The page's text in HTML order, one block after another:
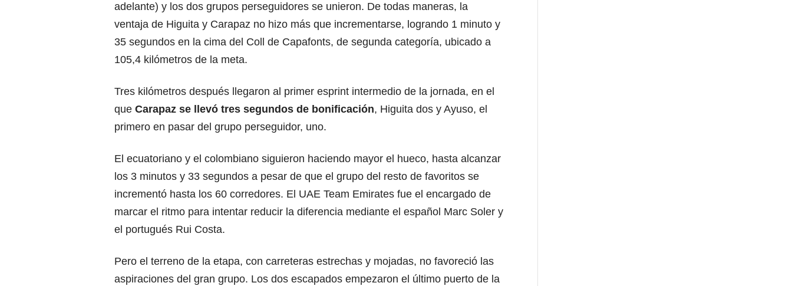
adelante) y los dos grupos perseguidores se unieron. De todas maneras, la
ventaja de Higuita y Carapaz no hizo más que incrementarse, logrando 1 minuto y
35 segundos en la cima del Coll de Capafonts, de segunda categoría, ubicado a
105,4 kilómetros de la meta.
Tres kilómetros después llegaron al primer esprint intermedio de la jornada, en el
que Carapaz se llevó tres segundos de bonificación, Higuita dos y Ayuso, el
primero en pasar del grupo perseguidor, uno.
El ecuatoriano y el colombiano siguieron haciendo mayor el hueco, hasta alcanzar
los 3 minutos y 33 segundos a pesar de que el grupo del resto de favoritos se
incrementó hasta los 60 corredores. El UAE Team Emirates fue el encargado de
marcar el ritmo para intentar reducir la diferencia mediante el español Marc Soler y
el portugués Rui Costa.
Pero el terreno de la etapa, con carreteras estrechas y mojadas, no favoreció las
aspiraciones del gran grupo. Los dos escapados empezaron el último puerto de la